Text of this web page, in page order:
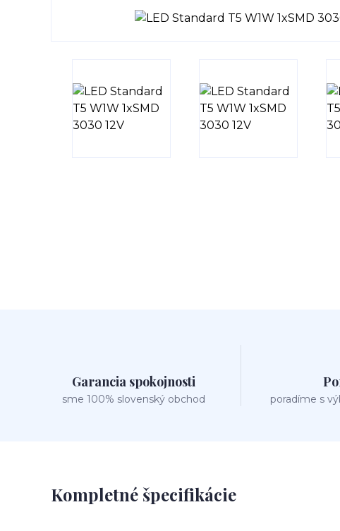
Garancia spokojnosti
sme 100% slovenský obchod poradíme s
Kompletné špecifikácie